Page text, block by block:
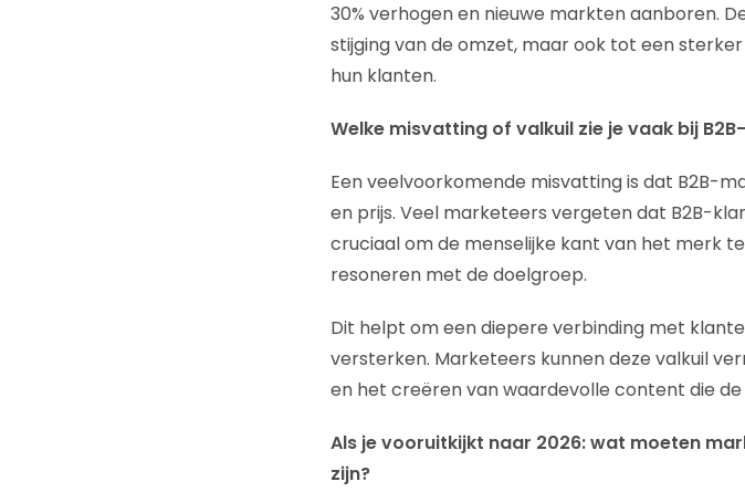
30% verhogen en nieuwe markten aanboren.
stijging van de omzet, maar ook tot een
hun klanten.
Welke misvatting of valkuil zie je vaak bij
Een veelvoorkomende misvatting is dat B2B-
en prijs. Veel marketeers vergeten dat B2B-
cruciaal om de menselijke kant van het merk
resoneren met de doelgroep.
Dit helpt om een diepere verbinding met
versterken. Marketeers kunnen deze valkuil
en het creëren van waardevolle content die
Als je vooruitkijkt naar 2026: wat moeten
zijn?